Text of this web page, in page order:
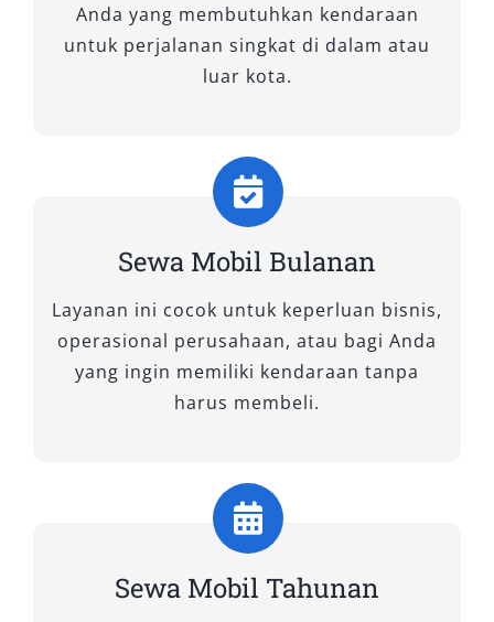
Anda yang membutuhkan kendaraan
untuk perjalanan singkat di dalam atau
luar kota.
Sewa Mobil Bulanan
Layanan ini cocok untuk keperluan bisnis,
operasional perusahaan, atau bagi Anda
yang ingin memiliki kendaraan tanpa
harus membeli.
Sewa Mobil Tahunan